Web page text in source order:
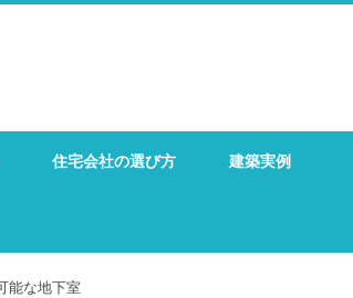
住宅会社の選び方 建築実例
能な地下室